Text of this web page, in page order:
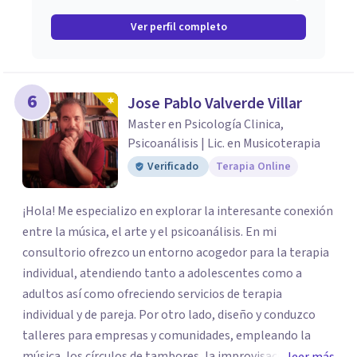
Ver perfil completo
6 Jose Pablo Valverde Villar
Master en Psicología Clinica,
Psicoanálisis | Lic. en Musicoterapia
Verificado Terapia Online
¡Hola! Me especializo en explorar la interesante conexión
entre la música, el arte y el psicoanálisis. En mi
consultorio ofrezco un entorno acogedor para la terapia
individual, atendiendo tanto a adolescentes como a
adultos así como ofreciendo servicios de terapia
individual y de pareja. Por otro lado, diseño y conduzco
talleres para empresas y comunidades, empleando la